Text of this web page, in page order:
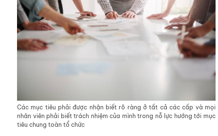
Các mục tiêu phải được nhận biết rõ ràng ở tất cả các cấp và mọi
nhân viên phải biết trách nhiệm của mình trong nỗ lực hướng tới mục
tiêu chung toàn tổ chức